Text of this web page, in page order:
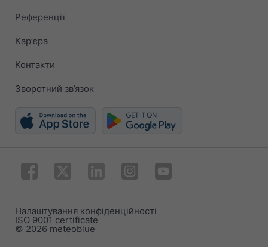
Референції
Карʼєра
Контакти
Зворотний зв’язок
© 2026 meteoblue
ISO 9001 certificate
Налаштування конфіденційності